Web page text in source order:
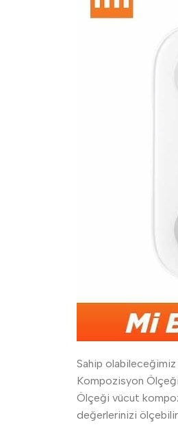
Sahip olabileceğimiz
Kompozisyon
Ölçeği vücut
değerlerinizi